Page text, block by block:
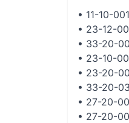
• 11-10-
• 23-12-
• 33-20-
• 23-10-
• 23-20-
• 33-20-
• 27-20-
• 27-20-